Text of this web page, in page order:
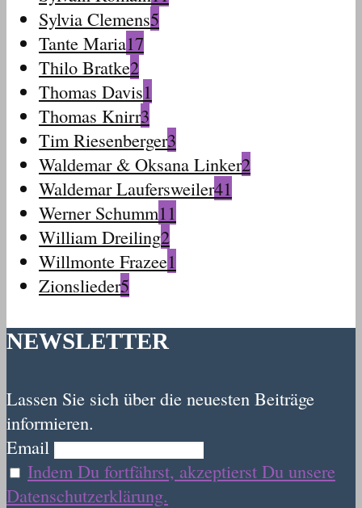
Sylvia Clemens5
Tante Maria17
Thilo Bratke2
Thomas Davis1
Thomas Knirr3
Tim Riesenberger3
Waldemar & Oksana Linker2
Waldemar Laufersweiler41
Werner Schumm11
William Dreiling2
Willmonte Frazee1
Zionslieder5
NEWSLETTER
Lassen Sie sich über die neuesten Beiträge
informieren.
Email
Indem Du fortfährst, akzeptierst Du unsere
Datenschutzerklärung.